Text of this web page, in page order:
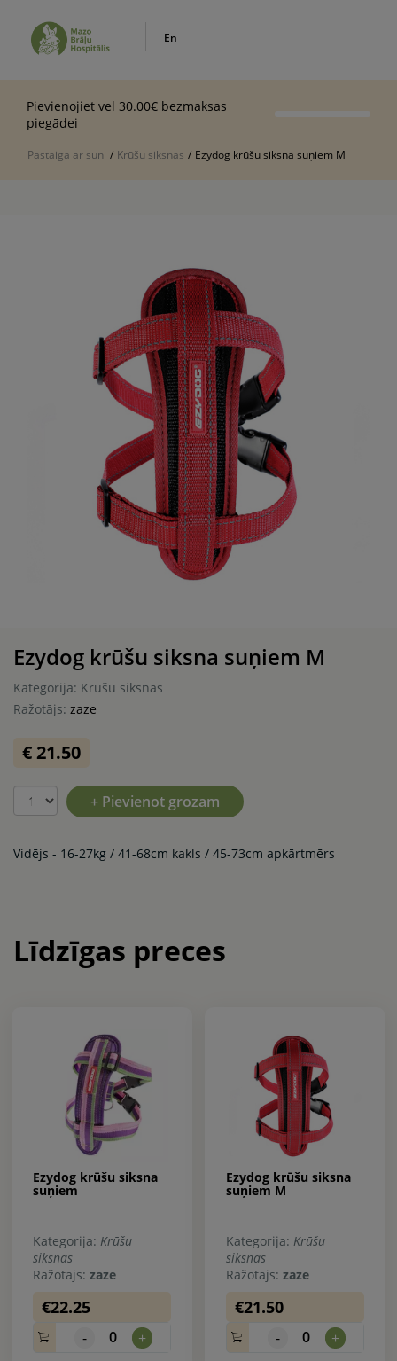
En
Pievienojiet vel 30.00€ bezmaksas
piegādei
Pastaiga ar suni / Krūšu siksnas / Ezydog krūšu siksna suņiem M
Ezydog krūšu siksna suņiem M
Kategorija: Krūšu siksnas
Ražotājs: zaze
€ 21.50
+ Pievienot grozam
Vidējs - 16-27kg / 41-68cm kakls / 45-73cm apkārtmērs
Līdzīgas preces
Ezydog krūšu siksna
suņiem
Kategorija: Krūšu
siksnas
Ražotājs: zaze
€22.25
- 0 +
Ezydog krūšu siksna
suņiem M
Kategorija: Krūšu
siksnas
Ražotājs: zaze
€21.50
- 0 +